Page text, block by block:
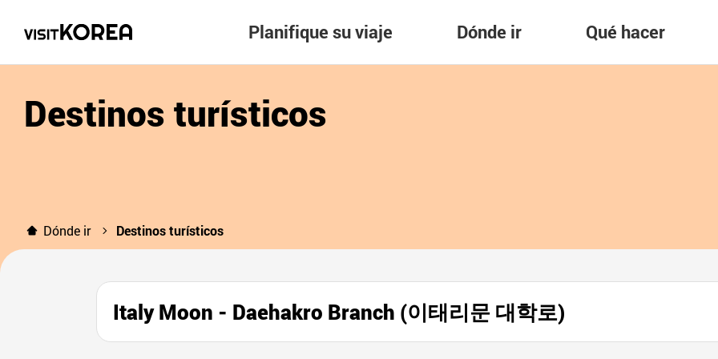
Planifique su viaje Dónde ir Qué hacer
Destinos turísticos
Dónde ir Destinos turísticos
Italy Moon - Daehakro Branch (이태리문 대학로)